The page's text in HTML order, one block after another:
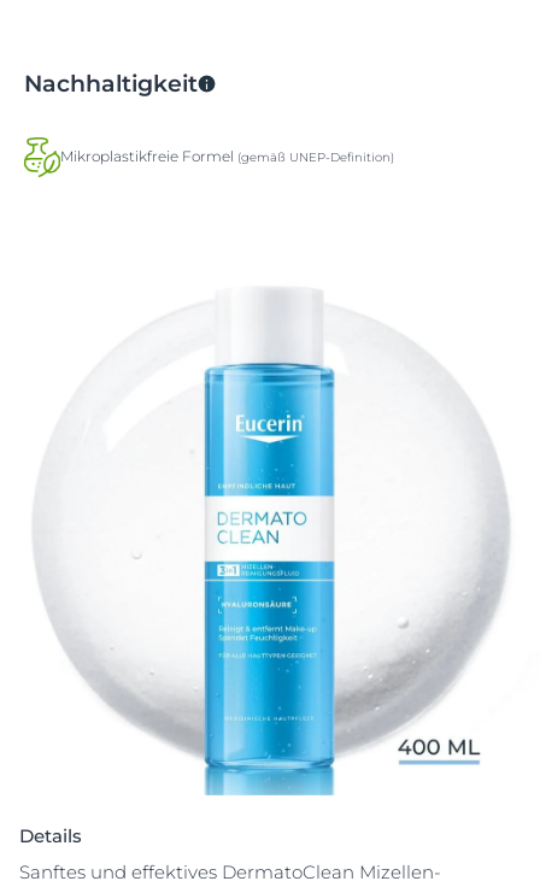
Nachhaltigkeit
Mikroplastikfreie Formel (gemäß UNEP-Definition)
Details
Sanftes und effektives DermatoClean Mizellen-